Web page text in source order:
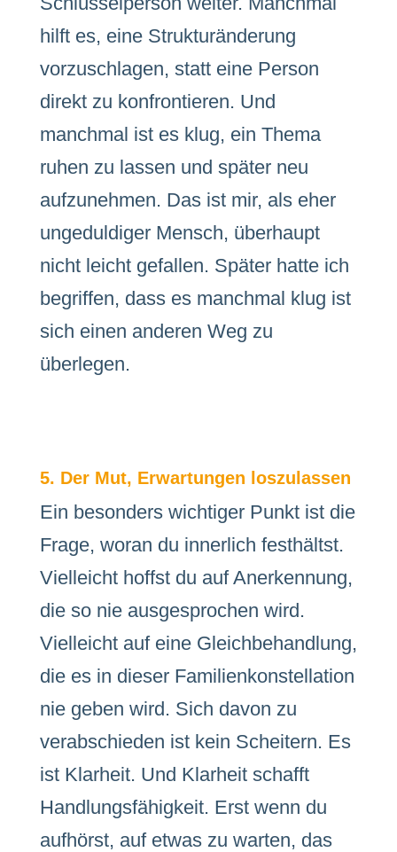
hilft es, eine Strukturänderung
vorzuschlagen, statt eine Person
direkt zu konfrontieren. Und
manchmal ist es klug, ein Thema
ruhen zu lassen und später neu
aufzunehmen. Das ist mir, als eher
ungeduldiger Mensch, überhaupt
nicht leicht gefallen. Später hatte ich
begriffen, dass es manchmal klug ist
sich einen anderen Weg zu
überlegen.
5. Der Mut, Erwartungen loszulassen
Ein besonders wichtiger Punkt ist die
Frage, woran du innerlich festhältst.
Vielleicht hoffst du auf Anerkennung,
die so nie ausgesprochen wird.
Vielleicht auf eine Gleichbehandlung,
die es in dieser Familienkonstellation
nie geben wird. Sich davon zu
verabschieden ist kein Scheitern. Es
ist Klarheit. Und Klarheit schafft
Handlungsfähigkeit. Erst wenn du
aufhörst, auf etwas zu warten, das